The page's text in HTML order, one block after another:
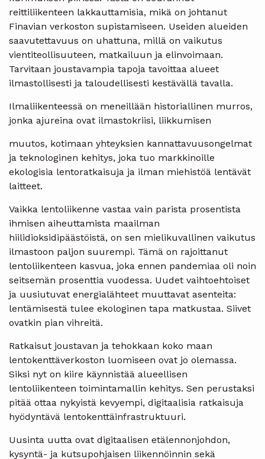
reittiliikenteen lakkauttamisia, mikä on johtanut
Finavian verkoston supistamiseen. Useiden alueiden
saavutettavuus on uhattuna, millä on vaikutus
vientiteollisuuteen, matkailuun ja elinvoimaan.
Tarvitaan joustavampia tapoja tavoittaa alueet
ilmastollisesti ja taloudellisesti kestävällä tavalla.
Ilmaliikenteessä on meneillään historiallinen murros,
jonka ajureina ovat ilmastokriisi, liikkumisen
muutos, kotimaan yhteyksien kannattavuusongelmat
ja teknologinen kehitys, joka tuo markkinoille
ekologisia lentoratkaisuja ja ilman miehistöä lentävät
laitteet.
Vaikka lentoliikenne vastaa vain parista prosentista
ihmisen aiheuttamista maailman
hiilidioksidipäästöistä, on sen mielikuvallinen vaikutus
ilmastoon paljon suurempi. Tämä on rajoittanut
lentoliikenteen kasvua, joka ennen pandemiaa oli noin
seitsemän prosenttia vuodessa. Uudet vaihtoehtoiset
ja uusiutuvat energialähteet muuttavat asenteita:
lentämisestä tulee ekologinen tapa matkustaa. Siivet
ovatkin pian vihreitä.
Ratkaisut joustavan ja tehokkaan koko maan
lentokenttäverkoston luomiseen ovat jo olemassa.
Siksi nyt on kiire käynnistää alueellisen
lentoliikenteen toimintamallin kehitys. Sen perustaksi
pitää ottaa nykyistä kevyempi, digitaalisia ratkaisuja
hyödyntävä lentokenttäinfrastruktuuri.
Uusinta uutta ovat digitaalisen etälennonjohdon,
kysyntä- ja kutsupohjaisen liikennöinnin sekä